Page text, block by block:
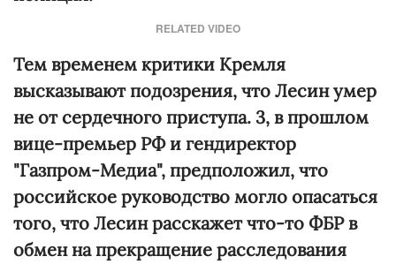
RELATED VIDEO
Тем временем критики Кремля
высказывают подозрения, что Лесин умер
не от сердечного приступа. 3, в прошлом
вице-премьер РФ и гендиректор
"Газпром-Медиа", предположил, что
российское руководство могло опасаться
того, что Лесин расскажет что-то ФБР в
обмен на прекращение расследования